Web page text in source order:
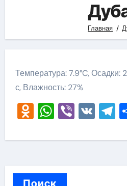
Главная
Температура: 7.9°C, Осадки:
с, Влажность: 27%
Viber
VK
Поиск